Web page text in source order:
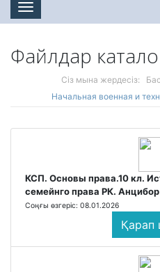
Toggle navigation
Файлдар
Сіз мына жердесіз:
Начальная военная и
КСП. Основы права.10 кл.
семейнго права РК.
Соңғы өзгеріс: 08.01.2026
Қарап